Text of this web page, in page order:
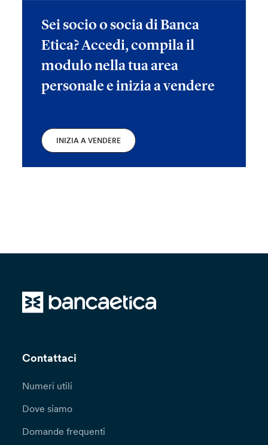
Sei socio o socia di Banca
Etica? Accedi, compila il
modulo nella tua area
personale e inizia a vendere
INIZIA A VENDERE
Contattaci
Numeri utili
Dove siamo
Domande frequenti